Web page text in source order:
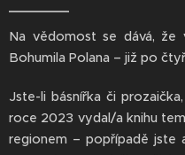
Na vědomost se dává, že
Bohumila Polana – již po
Jste-li básnířka či
roce 2023 vydal/a knihu
regionem – popřípadě jste